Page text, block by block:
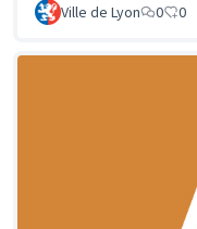
Ville de Lyon 0 0